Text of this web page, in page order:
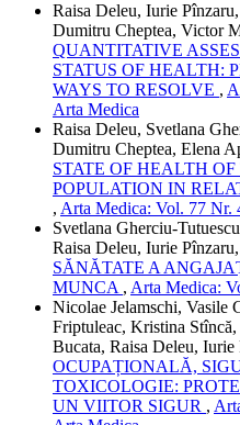
Raisa Deleu, Iurie
Dumitru Cheptea, Victor
QUANTITATIVE
STATUS OF HEALTH:
WAYS TO RESOLVE ,
Arta Medica
Raisa Deleu, Svetlana
Dumitru Cheptea, Elena
STATE OF HEALTH
POPULATION IN
, Arta Medica: Vol. 77 Nr.
Svetlana Gherciu-
Raisa Deleu, Iurie Pînzaru,
SĂNĂTATE A
MUNCA , Arta Medica:
Nicolae Jelamschi, Vasile
Friptuleac, Kristina
Bucata, Raisa Deleu, Iurie
OCUPAȚIONALĂ,
TOXICOLOGIE:
UN VIITOR SIGUR ,